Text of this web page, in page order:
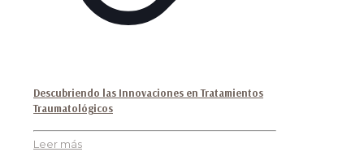
Descubriendo las Innovaciones en Tratamientos
Traumatológicos
Leer más